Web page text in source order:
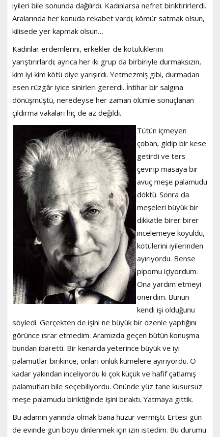
iyileri bile sonunda dağılırdı. Kadınlarsa nefret biriktirirlerdi.
Aralarında her konuda rekabet vardı; kömür satmak olsun,
kilisede yer kapmak olsun…
Kadınlar erdemlerini, erkekler de kötülüklerini
yarıştırırlardı; ayrıca her iki grup da birbiriyle durmaksızın,
kim iyi kim kötü diye yarışırdı. Yetmezmiş gibi, durmadan
esen rüzgâr iyice sinirleri gererdi. İntihar bir salgına
dönüşmüştü, neredeyse her zaman ölümle sonuçlanan
çıldırma vakaları hiç de az değildi.
Tütün içmeyen
çoban, gidip bir kese
getirdi ve ters
çevirip masaya bir
avuç meşe palamudu
döktü. Sonra da
meşeleri büyük bir
dikkatle birer birer
incelemeye koyuldu,
kötülerini iyilerinden
ayırıyordu. Bense
pipomu içiyordum.
Ona yardım etmeyi
önerdim. Bunun
kendi işi olduğunu
söyledi. Gerçekten de işini ne büyük bir özenle yaptığını
görünce ısrar etmedim. Aramızda geçen bütün konuşma
bundan ibaretti. Bir kenarda yeterince büyük ve iyi
palamutlar birikince, onları onluk kümelere ayırıyordu. O
kadar yakından inceliyordu ki çok küçük ve hafif çatlamış
palamutları bile seçebiliyordu. Önünde yüz tane kusursuz
meşe palamudu biriktiğinde işini bıraktı. Yatmaya gittik.
Bu adamın yanında olmak bana huzur vermişti. Ertesi gün
de evinde gün boyu dinlenmek için izin istedim. Bu durumu